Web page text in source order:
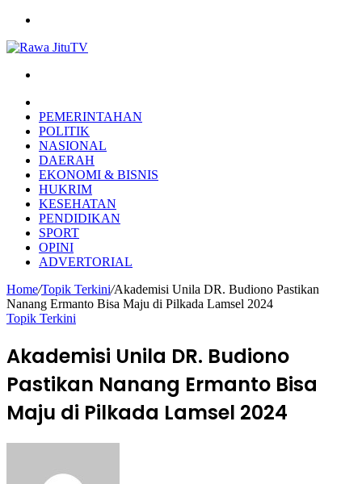
PEMERINTAHAN
POLITIK
NASIONAL
DAERAH
EKONOMI & BISNIS
HUKRIM
KESEHATAN
PENDIDIKAN
SPORT
OPINI
ADVERTORIAL
Home/Topik Terkini/Akademisi Unila DR. Budiono Pastikan
Nanang Ermanto Bisa Maju di Pilkada Lamsel 2024
Topik Terkini
Akademisi Unila DR. Budiono
Pastikan Nanang Ermanto Bisa
Maju di Pilkada Lamsel 2024